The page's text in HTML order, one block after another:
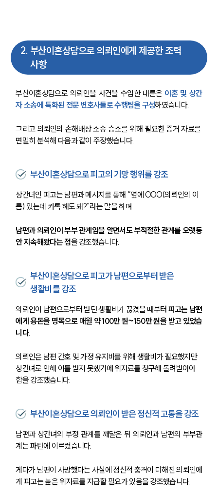
2. 부산이혼상담으로 의뢰인에게 제공한 조력
사항
부산이혼상담으로 의뢰인을 사건을 수임한 대륜은 이혼 및 상간
자 소송에 특화된 전문 변호사들로 수행팀을 구성하였습니다.
그리고 의뢰인의 손해배상 소송 승소를 위해 필요한 증거 자료를
면밀히 분석해 다음과 같이 주장했습니다.
부산이혼상담으로 피고의 기망 행위를 강조
상간녀인 피고는 남편과 메시지를 통해 “옆에 OOO(의뢰인의 이
름) 있는데 카톡 해도 돼?”라는 말을 하며
남편과 의뢰인이 부부 관계임을 알면서도 부적절한 관계를 오랫동
안 지속해왔다는 점을 강조했습니다.
부산이혼상담으로 피고가 남편으로부터 받은
생활비를 강조
의뢰인이 남편으로부터 받던 생활비가 끊겼을 때부터 피고는 남편
에게 용돈을 명목으로 매월 약 100만 원~150만 원을 받고 있었습
니다.
의뢰인은 남편 간호 및 가정 유지비를 위해 생활비가 필요했지만
상간녀로 인해 이를 받지 못했기에 위자료를 청구해 돌려받아야
함을 강조했습니다.
부산이혼상담으로 의뢰인이 받은 정신적 고통을 강조
남편과 상간녀의 부정 관계를 깨달은 뒤 의뢰인과 남편의 부부관
계는 파탄에 이르렀습니다.
게다가 남편이 사망했다는 사실에 정신적 충격이 더해진 의뢰인에
게 피고는 높은 위자료를 지급할 필요가 있음을 강조했습니다.